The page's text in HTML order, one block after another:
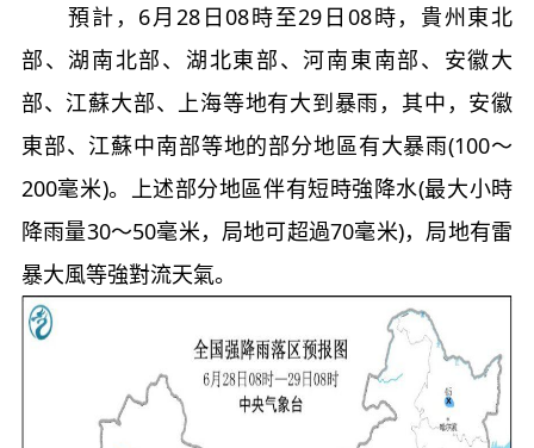
預計，6月28日08時至29日08時，貴州東北
部、湖南北部、湖北東部、河南東南部、安徽大
部、江蘇大部、上海等地有大到暴雨，其中，安徽
東部、江蘇中南部等地的部分地區有大暴雨(100～
200毫米)。上述部分地區伴有短時強降水(最大小時
降雨量30～50毫米，局地可超過70毫米)，局地有雷
暴大風等強對流天氣。